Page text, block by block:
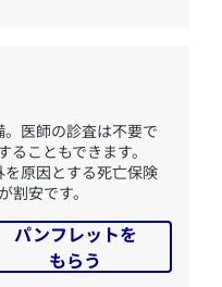
医師の診査は不要で
こともできます。
原因とする死亡保険
安です。
パンフレットを
もらう